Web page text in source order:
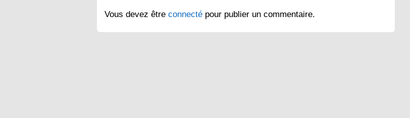
Vous devez être connecté pour publier un commentaire.